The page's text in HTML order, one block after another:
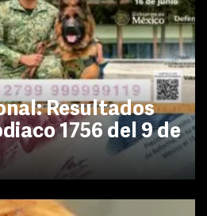
Resultados
1756 del 9 de